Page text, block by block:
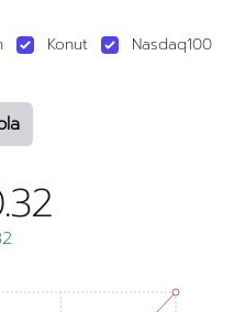
Konut Nasdaq100